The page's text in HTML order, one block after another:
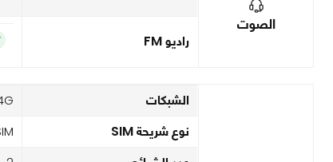
الصوت
راديو FM
الشبكات
نوع شريحة SIM